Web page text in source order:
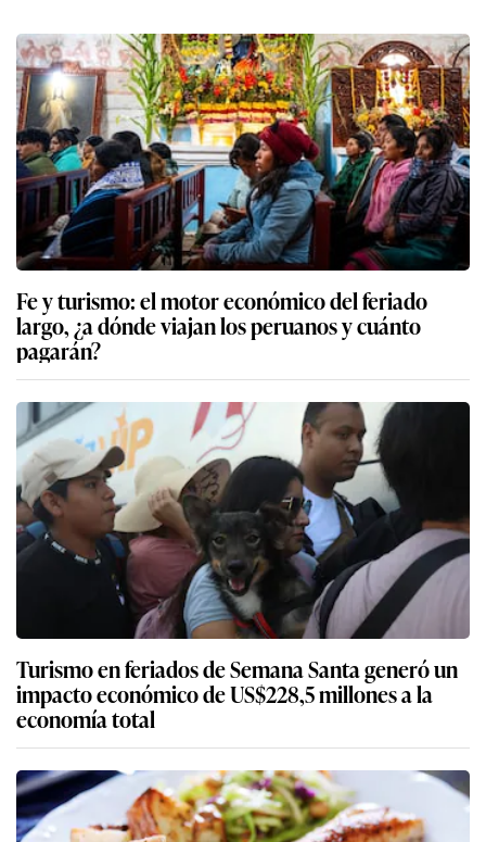
Fe y turismo: el motor económico del feriado
largo, ¿a dónde viajan los peruanos y cuánto
pagarán?
Turismo en feriados de Semana Santa generó un
impacto económico de US$228,5 millones a la
economía total